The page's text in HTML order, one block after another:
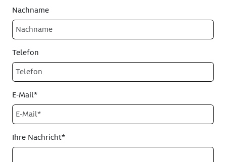
Nachname
Telefon
E-Mail*
Ihre Nachricht*